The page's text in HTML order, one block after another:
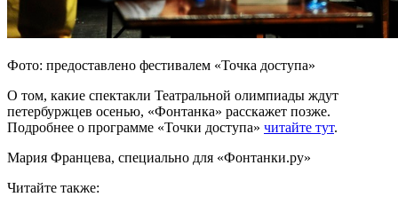
Фото: предоставлено фестивалем «Точка доступа»
О том, какие спектакли Театральной олимпиады ждут
петербуржцев осенью, «Фонтанка» расскажет позже.
Подробнее о программе «Точки доступа» читайте тут.
Мария Францева, специально для «Фонтанки.ру»
Читайте также: